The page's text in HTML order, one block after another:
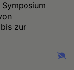
zur